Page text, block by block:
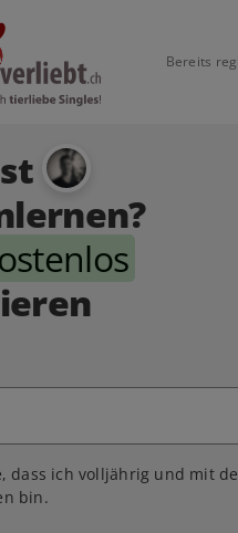
Bereits
dass ich volljährig und mit
bin.